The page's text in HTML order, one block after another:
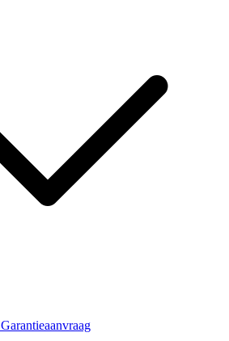
Garantieaanvraag